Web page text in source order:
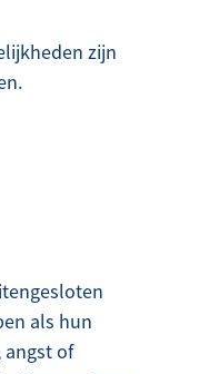
zijn
als hun
angst of